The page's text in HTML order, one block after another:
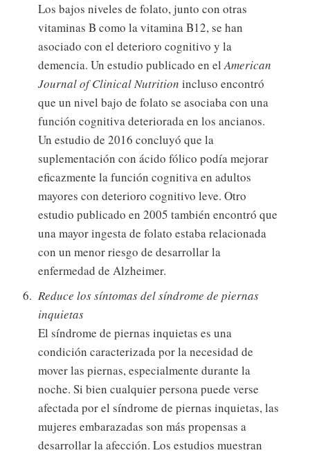
Los bajos niveles de folato, junto con otras
vitaminas B como la vitamina B12, se han
asociado con el deterioro cognitivo y la
demencia. Un estudio publicado en elAmerican
Journal of Clinical Nutrition incluso encontró
que un nivel bajo de folato se asociaba con una
función cognitiva deteriorada en los ancianos.
Un estudio de 2016 concluyó que la
suplementación con ácido fólico podía mejorar
eficazmente la función cognitiva en adultos
mayores con deterioro cognitivo leve. Otro
estudio publicado en 2005 también encontró que
una mayor ingesta de folato estaba relacionada
con un menor riesgo de desarrollar la
enfermedad de Alzheimer.
Reduce los síntomas del síndrome de piernas
inquietas
El síndrome de piernas inquietas es una
condición caracterizada por la necesidad de
mover las piernas, especialmente durante la
noche. Si bien cualquier persona puede verse
afectada por el síndrome de piernas inquietas, las
mujeres embarazadas son más propensas a
desarrollar la afección. Los estudios muestran